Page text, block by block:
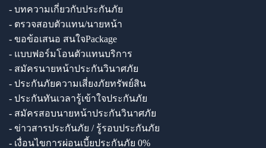
- บทความเกี่ยวกับประกันภัย
- ตรวจสอบตัวแทน/นายหน้า
- ขอข้อเสนอ สนใจPackage
- แบบฟอร์มโอนตัวแทนบริการ
- สมัครนายหน้าประกันวินาศภัย
- ประกันภัยความเสี่ยงภัยทรัพย์สิน
- ประกันทันเวลารู้เข้าใจประกันภัย
- สมัครสอบนายหน้าประกันวินาศภัย
- ข่าวสารประกันภัย / รู้รอบประกันภัย
- เงื่อนไขการผ่อนเบี้ยประกันภัย 0%